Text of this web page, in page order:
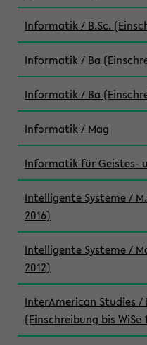
Informatik / B.Sc.
Informatik / Ba
Informatik / Ba
Informatik / Mag
Informatik für Geistes-
Intelligente Systeme /
2016)
Intelligente Systeme /
2012)
InterAmerican Studies /
(Einschreibung bis WiSe